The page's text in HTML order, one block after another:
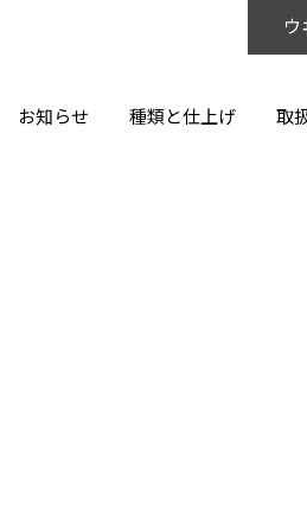
お知らせ 種類と仕上げ 取
ウ